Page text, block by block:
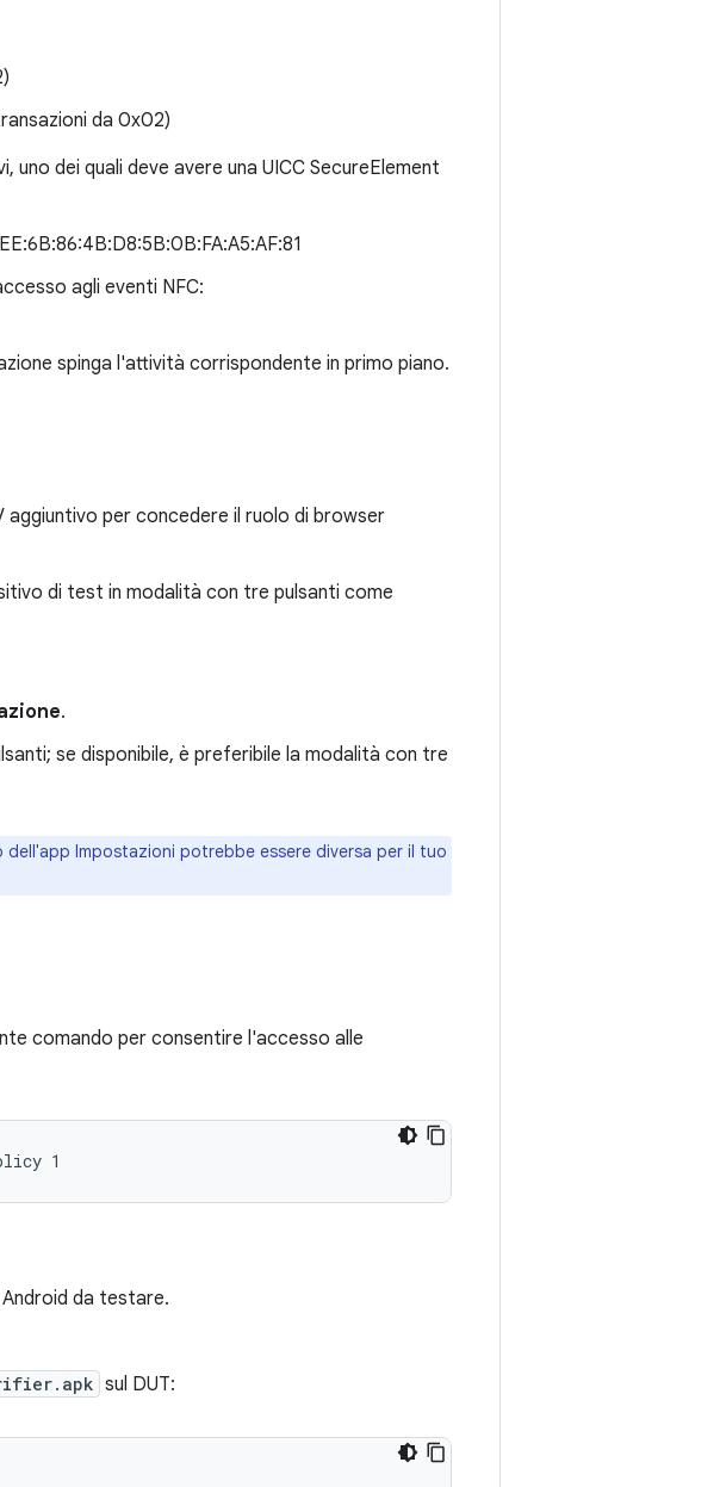
da 0x02)
dei quali deve avere una UICC SecureElement
agli eventi NFC:
spinga l'attività corrispondente in primo piano.
aggiuntivo per concedere il ruolo di browser
di test in modalità con tre pulsanti come
.
se disponibile, è preferibile la modalità con tre
Impostazioni potrebbe essere diversa per il tuo
comando per consentire l'accesso alle
da testare.
sul DUT: